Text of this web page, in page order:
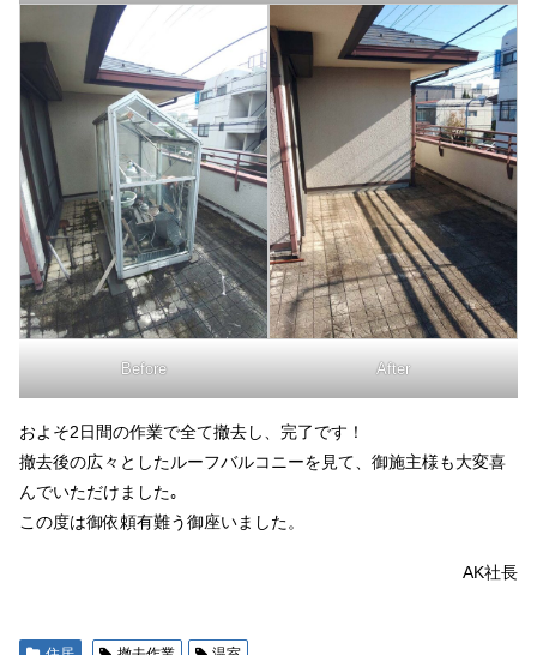
Before After
およそ2日間の作業で全て撤去し、完了です！
撤去後の広々としたルーフバルコニーを見て、御施主様も大変喜
んでいただけました｡
この度は御依頼有難う御座いました。
AK社長